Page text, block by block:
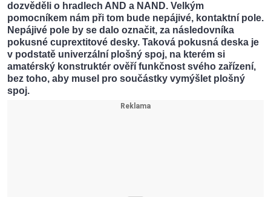
dozvěděli o hradlech AND a NAND. Velkým
pomocníkem nám při tom bude nepájivé, kontaktní pole.
Nepájivé pole by se dalo označit, za následovníka
pokusné cuprextitové desky. Taková pokusná deska je
v podstatě univerzální plošný spoj, na kterém si
amatérský konstruktér ověří funkčnost svého zařízení,
bez toho, aby musel pro součástky vymýšlet plošný
spoj.